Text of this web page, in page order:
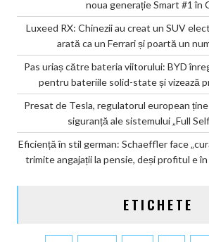
noua generație Smart #1 în
Luxeed RX: Chinezii au creat un SUV
arată ca un Ferrari și poartă un
Pas uriaș către bateria viitorului: BYD
pentru bateriile solid-state și vizează
Presat de Tesla, regulatorul european
siguranță ale sistemului „Full
Eficiență în stil german: Schaeffler face
trimite angajații la pensie, deși profitul e
ETICHETE